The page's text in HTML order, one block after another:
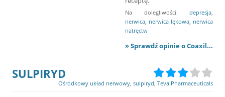
Na dolegliwości: depresja
nerwica nerwica lękowa nerwica
natręctw
» Sprawdź opinie o Coaxil...
SULPIRYD
Ośrodkowy układ nerwowy sulpiryd Teva Pharmaceuticals